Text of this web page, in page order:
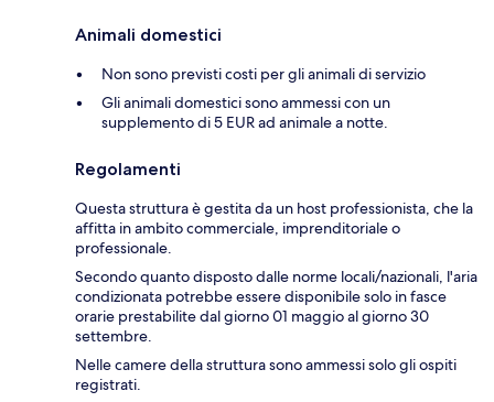
Animali domestici
Non sono previsti costi per gli animali di servizio
Gli animali domestici sono ammessi con un
supplemento di 5 EUR ad animale a notte.
Regolamenti
Questa struttura è gestita da un host professionista, che la
affitta in ambito commerciale, imprenditoriale o
professionale.
Secondo quanto disposto dalle norme locali/nazionali, l'aria
condizionata potrebbe essere disponibile solo in fasce
orarie prestabilite dal giorno 01 maggio al giorno 30
settembre.
Nelle camere della struttura sono ammessi solo gli ospiti
registrati.